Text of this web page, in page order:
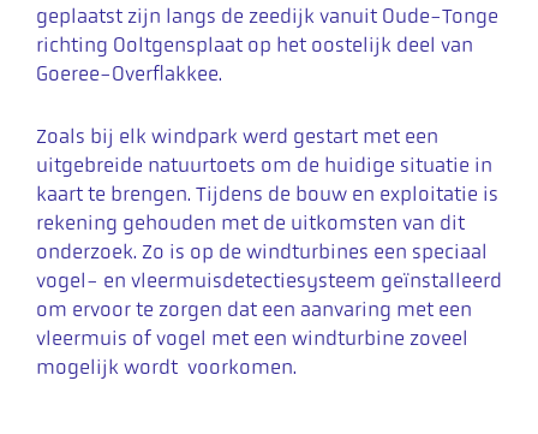
geplaatst zijn langs de zeedijk vanuit Oude-Tonge
richting Ooltgensplaat op het oostelijk deel van
Goeree-Overflakkee.
Zoals bij elk windpark werd gestart met een
uitgebreide natuurtoets om de huidige situatie in
kaart te brengen. Tijdens de bouw en exploitatie is
rekening gehouden met de uitkomsten van dit
onderzoek. Zo is op de windturbines een speciaal
vogel- en vleermuisdetectiesysteem geïnstalleerd
om ervoor te zorgen dat een aanvaring met een
vleermuis of vogel met een windturbine zoveel
mogelijk wordt voorkomen.